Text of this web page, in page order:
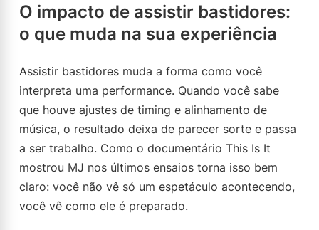
O impacto de assistir bastidores:
o que muda na sua experiência
Assistir bastidores muda a forma como você
interpreta uma performance. Quando você sabe
que houve ajustes de timing e alinhamento de
música, o resultado deixa de parecer sorte e passa
a ser trabalho. Como o documentário This Is It
mostrou MJ nos últimos ensaios torna isso bem
claro: você não vê só um espetáculo acontecendo,
você vê como ele é preparado.